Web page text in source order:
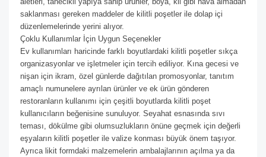
saklanması gereken maddeler de kilitli poşetler ile dolap içi
düzenlemelerinde yerini alıyor.
Çoklu Kullanımlar İçin Uygun Seçenekler
Ev kullanımları haricinde farklı boyutlardaki kilitli poşetler sıkça
organizasyonlar ve işletmeler için tercih ediliyor. Kına gecesi ve
nişan için ikram, özel günlerde dağıtılan promosyonlar, tanıtım
amaçlı numunelere ayrılan ürünler ve ek ürün gönderen
restoranların kullanımı için çeşitli boyutlarda kilitli poşet
kullanıcıların beğenisine sunuluyor. Seyahat esnasında sıvı
teması, dökülme gibi olumsuzlukların önüne geçmek için değerli
eşyaların kilitli poşetler ile valize konması büyük önem taşıyor.
Ayrıca likit formdaki malzemelerin ambalajlarının açılma ya da